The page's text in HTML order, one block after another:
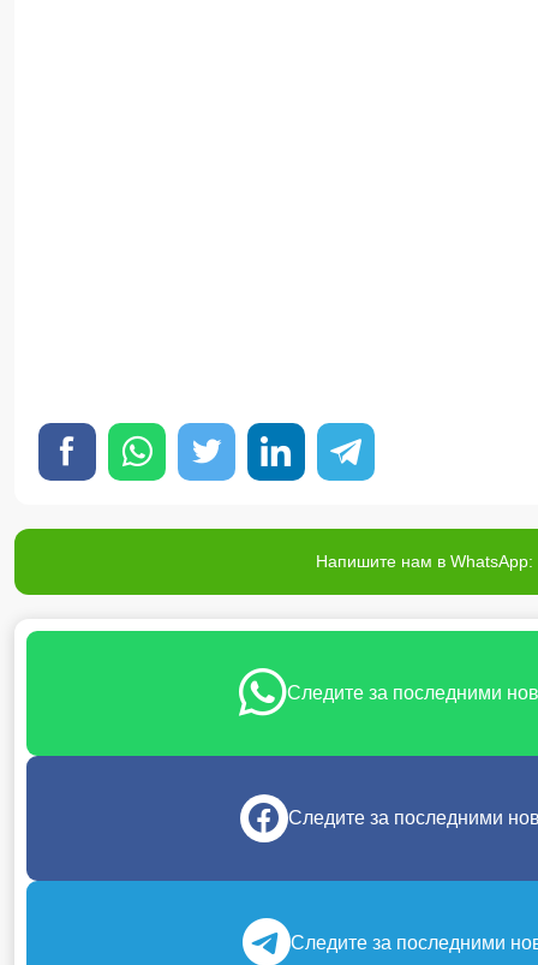
Напишите нам в
Следите за последними
Следите за последними
Следите за последними